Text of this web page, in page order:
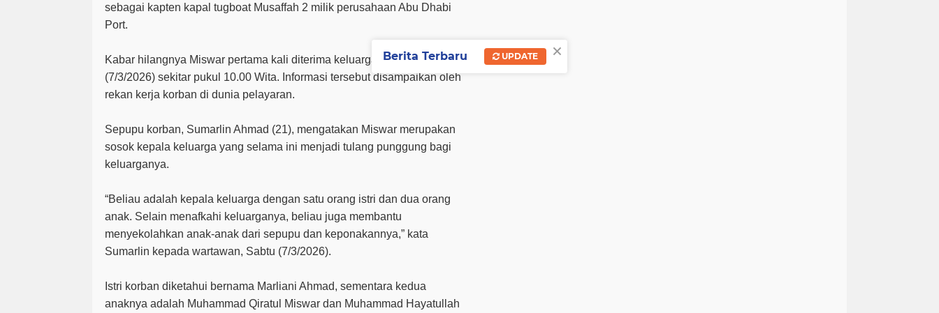
sebagai kapten kapal tugboat Musaffah 2 milik perusahaan Abu Dhabi
Port.
Kabar hilangnya Miswar pertama kali diterima keluarga pada Jumat
(7/3/2026) sekitar pukul 10.00 Wita. Informasi tersebut disampaikan oleh
rekan kerja korban di dunia pelayaran.
Sepupu korban, Sumarlin Ahmad (21), mengatakan Miswar merupakan
sosok kepala keluarga yang selama ini menjadi tulang punggung bagi
keluarganya.
“Beliau adalah kepala keluarga dengan satu orang istri dan dua orang
anak. Selain menafkahi keluarganya, beliau juga membantu
menyekolahkan anak-anak dari sepupu dan keponakannya,” kata
Sumarlin kepada wartawan, Sabtu (7/3/2026).
Istri korban diketahui bernama Marliani Ahmad, sementara kedua
anaknya adalah Muhammad Qiratul Miswar dan Muhammad Hayatullah
×
Berita Terbaru UPDATE